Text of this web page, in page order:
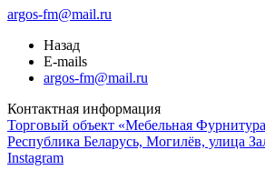
argos-fm@mail.ru
Назад
E-mails
argos-fm@mail.ru
Контактная информация
Торговый объект «Мебельная
Республика Беларусь, Могилёв, улица
Instagram